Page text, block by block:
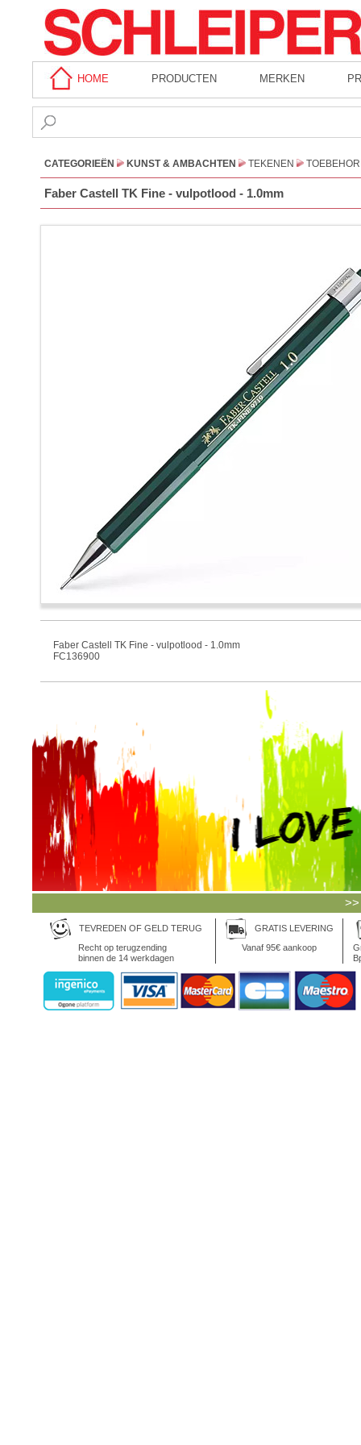
HOME PRODUCTEN MERKEN
CATEGORIEËN KUNST & AMBACHTEN TEKENEN
Faber Castell TK Fine - vulpotlood - 1.0mm
Faber Castell TK Fine - vulpotlood - 1.0mm
FC136900
TEVREDEN OF GELD TERUG
Recht op terugzending
binnen de 14 werkdagen
GRATIS LEVERING
Vanaf 95€ aankoop